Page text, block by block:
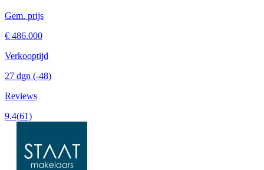
Gem. prijs
€ 486.000
Verkooptijd
27 dgn (-48)
Reviews
9.4(61)